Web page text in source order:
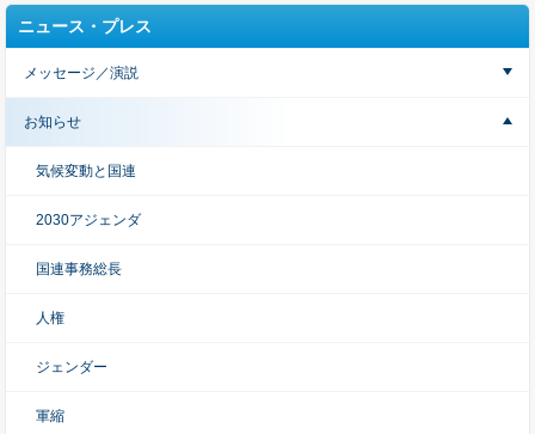
ニュース・プレス
メッセージ／演説
お知らせ
気候変動と国連
2030アジェンダ
国連事務総長
人権
ジェンダー
軍縮